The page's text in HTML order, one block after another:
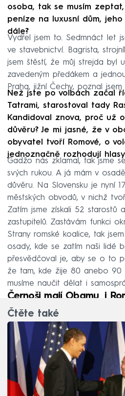
osoba, tak se musím
peníze na luxusní dům,
dále?
Vydřel jsem to. Sedmnáct let
ve stavebnictví. Bagrista,
jsem štěstí, že můj strejda byl
zavedeným předákem a
Praha, jižní Čechy, poznal
Než jste po volbách začal
Tatrami, starostoval tady
Kandidoval znova, proč už
důvěru? Je mi jasné, že v
obyvatel tvoří Romové, o
jednoznačně rozhodují
Gadžo nás zklamal, tak jsme
svých rukou. A já mám v
důvěru. Na Slovensku je nyní
městských obvodů, v nichž
Zatím jsme získali 52 starostů
zastupitelů. Zastávám funkci
Strany romské koalice, tak
osady, kde se zatím naši lidé
přesvědčoval je, aby se o to
že tam, kde žije 80 anebo 90
musíme naučit dělat i
Černoši mají Obamu, i
Čtěte také